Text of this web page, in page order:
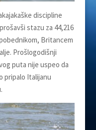
discipline
stazu za 44,216
Britancem
Prošlogodišnji
puta nije uspeo da
pripalo Italijanu